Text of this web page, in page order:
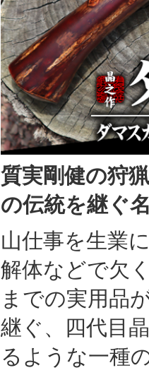
質実剛健の狩
の伝統を継ぐ
山仕事を生業
解体などで欠
までの実用品
継ぐ、四代目
るような一種